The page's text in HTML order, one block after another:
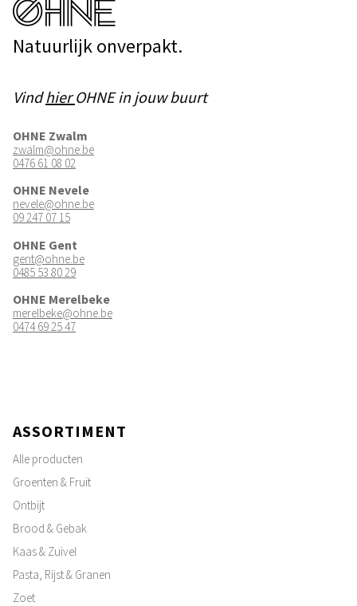
Natuurlijk onverpakt.
VindhierOHNE in jouw buurt
OHNE Zwalm
zwalm@ohne.be
0476 61 08 02
OHNE Nevele
nevele@ohne.be
09 247 07 15
OHNE Gent
gent@ohne.be
0485 53 80 29
OHNE Merelbeke
merelbeke@ohne.be
0474 69 25 47
ASSORTIMENT
Alle producten
Groenten & Fruit
Ontbijt
Brood & Gebak
Kaas & Zuivel
Pasta, Rijst & Granen
Zoet